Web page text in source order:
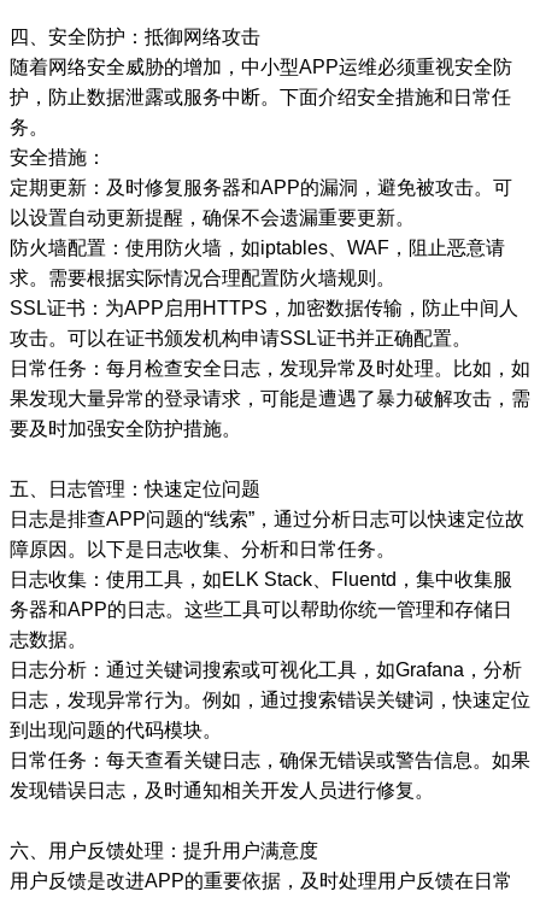
四、安全防护：抵御网络攻击
随着网络安全威胁的增加，中小型APP运维必须重视安全防
护，防止数据泄露或服务中断。下面介绍安全措施和日常任
务。
安全措施：
定期更新：及时修复服务器和APP的漏洞，避免被攻击。可
以设置自动更新提醒，确保不会遗漏重要更新。
防火墙配置：使用防火墙，如iptables、WAF，阻止恶意请
求。需要根据实际情况合理配置防火墙规则。
SSL证书：为APP启用HTTPS，加密数据传输，防止中间人
攻击。可以在证书颁发机构申请SSL证书并正确配置。
日常任务：每月检查安全日志，发现异常及时处理。比如，如
果发现大量异常的登录请求，可能是遭遇了暴力破解攻击，需
要及时加强安全防护措施。
五、日志管理：快速定位问题
日志是排查APP问题的“线索”，通过分析日志可以快速定位故
障原因。以下是日志收集、分析和日常任务。
日志收集：使用工具，如ELK Stack、Fluentd，集中收集服
务器和APP的日志。这些工具可以帮助你统一管理和存储日
志数据。
日志分析：通过关键词搜索或可视化工具，如Grafana，分析
日志，发现异常行为。例如，通过搜索错误关键词，快速定位
到出现问题的代码模块。
日常任务：每天查看关键日志，确保无错误或警告信息。如果
发现错误日志，及时通知相关开发人员进行修复。
六、用户反馈处理：提升用户满意度
用户反馈是改进APP的重要依据，及时处理用户反馈在日常